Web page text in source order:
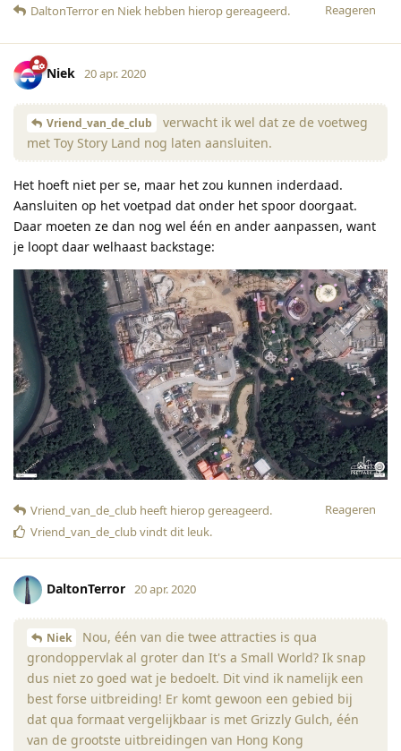
Reageren
DaltonTerroren Niek hebben hierop gereageerd.
Niek 20 apr. 2020
Vriend_van_de_club
verwacht ik wel dat ze de voetweg
met Toy Story Land nog laten aansluiten.
Het hoeft niet per se, maar het zou kunnen inderdaad.
Aansluiten op het voetpad dat onder het spoor doorgaat.
Daar moeten ze dan nog wel één en ander aanpassen, want
je loopt daar welhaast backstage:
Reageren
Vriend_van_de_club heeft hierop gereageerd.
Vriend_van_de_clubvindt dit leuk.
DaltonTerror 20 apr. 2020
Niek
Nou, één van die twee attracties is qua
grondoppervlak al groter dan It's a Small World? Ik snap
dus niet zo goed wat je bedoelt. Dit vind ik namelijk een
best forse uitbreiding! Er komt gewoon een gebied bij
dat qua formaat vergelijkbaar is met Grizzly Gulch, één
van de grootste uitbreidingen van Hong Kong